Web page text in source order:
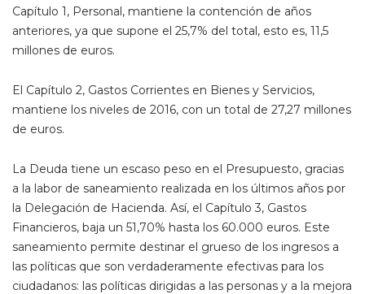
Capítulo 1, Personal, mantiene la contención de años
anteriores, ya que supone el 25,7% del total, esto es, 11,5
millones de euros.
El Capítulo 2, Gastos Corrientes en Bienes y Servicios,
mantiene los niveles de 2016, con un total de 27,27 millones
de euros.
La Deuda tiene un escaso peso en el Presupuesto, gracias
a la labor de saneamiento realizada en los últimos años por
la Delegación de Hacienda. Así, el Capítulo 3, Gastos
Financieros, baja un 51,70% hasta los 60.000 euros. Este
saneamiento permite destinar el grueso de los ingresos a
las políticas que son verdaderamente efectivas para los
ciudadanos: las políticas dirigidas a las personas y a la mejora